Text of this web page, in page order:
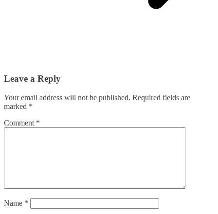
Leave a Reply
Your email address will not be published. Required fields are
marked *
Comment *
Name *